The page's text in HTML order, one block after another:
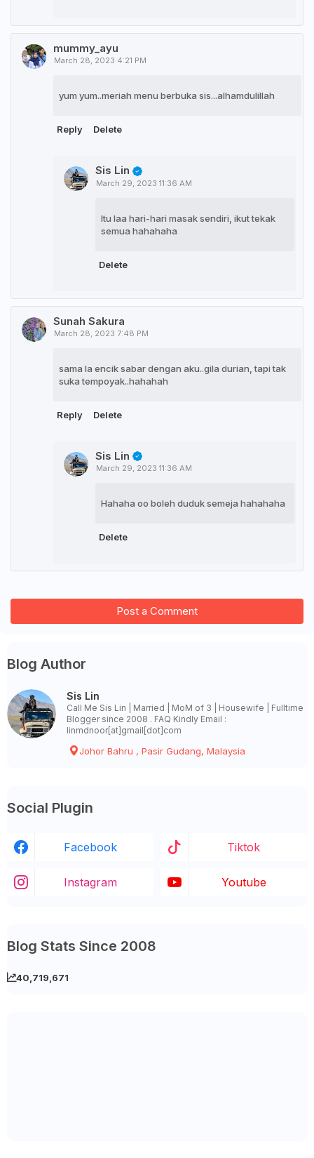
mummy_ayu
March 28, 2023 4:21 PM
yum yum..meriah menu berbuka sis...alhamdulillah
Reply Delete
Sis Lin
March 29, 2023 11:36 AM
Itu laa hari-hari masak sendiri, ikut tekak
semua hahahaha
Delete
Sunah Sakura
March 28, 2023 7:48 PM
sama la encik sabar dengan aku..gila durian, tapi tak
suka tempoyak..hahahah
Reply Delete
Sis Lin
March 29, 2023 11:36 AM
Hahaha oo boleh duduk semeja hahahaha
Delete
Post a Comment
Blog Author
Sis Lin
Call Me Sis Lin | Married | MoM of 3 | Housewife | Fulltime
Blogger since 2008 . FAQ Kindly Email :
linmdnoor[at]gmail[dot]com
Johor Bahru , Pasir Gudang, Malaysia
Social Plugin
Facebook Tiktok
Instagram Youtube
Blog Stats Since 2008
40,719,671